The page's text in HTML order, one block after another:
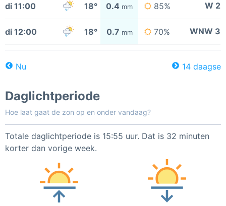
di 11:00 18° 0.4 mm 85% W 2
di 12:00 18° 0.7 mm 70% WNW 3
Nu 14 daagse
Daglichtperiode
Hoe laat gaat de zon op en onder vandaag?
Totale daglichtperiode is 15:55 uur. Dat is 32 minuten
korter dan vorige week.